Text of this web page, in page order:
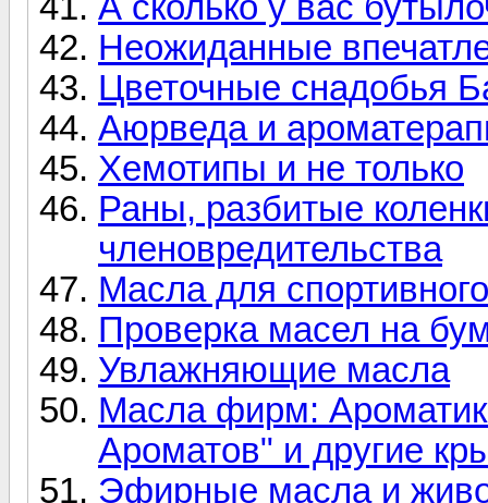
Неожиданные
Цветочные снадобья
Аюрведа и
Хемотипы и не только
Раны, разбитые
членовредительства
Масла для
Проверка масел на
Увлажняющие масла
Масла фирм:
Ароматов" и другие
Эфирные масла и